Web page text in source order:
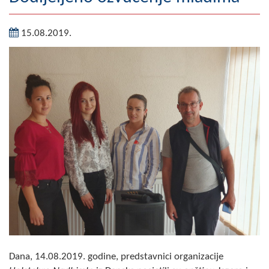
Географија
Насељена мјеста
Занимљивости
Фотогалерија
НАЧЕЛНИК
О Начелнику
Замјеник начелника
Извјештај о раду начелника
СКУПШТИНА
Статут Општине
15.08.2019.
Dana, 14.08.2019. godine, predstavnici organizacije